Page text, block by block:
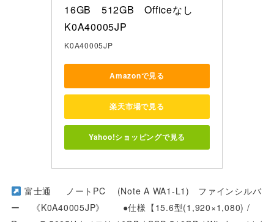
16GB　512GB　Officeなし
K0A40005JP
K0A40005JP
Amazonで見る
楽天市場で見る
Yahoo!ショッピングで見る
富士通 ノートPC (Note A WA1-L1) ファインシルバ
ー
《K0A40005JP》 ●仕様【15.6型(1,920×1,080) /